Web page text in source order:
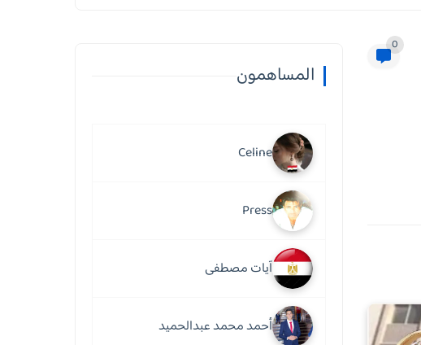
0
المساهمون
Celine
Press
آيات مصطفى
أحمد محمد عبدالحميد